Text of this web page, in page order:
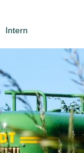
Intern